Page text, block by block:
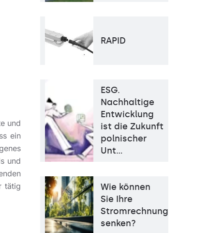
und
ein
und
tätig
RAPID
ESG.
Nachhaltige
Entwicklung
ist die Zukunft
polnischer
Unt…
Wie können
Sie Ihre
Stromrechnung
senken?